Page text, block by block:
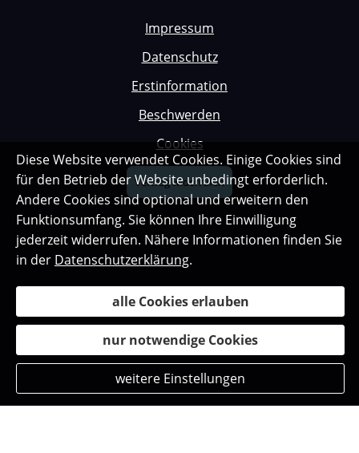
Impressum
Datenschutz
Erstinformation
Beschwerden
Cookies
Vertrag widerrufen
Diese Website verwendet Cookies. Einige Cookies sind
für den Betrieb der Website unbedingt erforderlich.
Andere Cookies sind optional und erweitern den
Funktionsumfang. Sie können Ihre Einwilligung
jederzeit widerrufen. Nähere Informationen finden Sie
in der Datenschutzerklärung.
alle Cookies erlauben
nur notwendige Cookies
weitere Einstellungen